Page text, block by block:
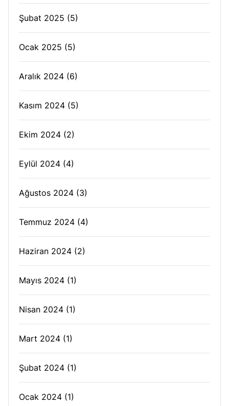
Şubat 2025 (5)
Ocak 2025 (5)
Aralık 2024 (6)
Kasım 2024 (5)
Ekim 2024 (2)
Eylül 2024 (4)
Ağustos 2024 (3)
Temmuz 2024 (4)
Haziran 2024 (2)
Mayıs 2024 (1)
Nisan 2024 (1)
Mart 2024 (1)
Şubat 2024 (1)
Ocak 2024 (1)